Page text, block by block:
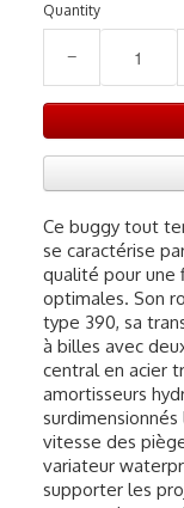
Quantity
−
Ce buggy tout
se caractérise
qualité pour une
optimales. Son
type 390, sa
à billes avec
central en acier
amortisseurs
vitesse des
variateur
supporter les